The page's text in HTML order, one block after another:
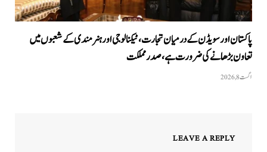
پاکستان اور سویڈن کے درمیان تجارت، ٹیکنالوجی اور ہنرمندی کے شعبوں میں
تعاون بڑھانے کی ضرورت ہے، صدر مملکت
اگست 8, 2026
LEAVE A REPLY